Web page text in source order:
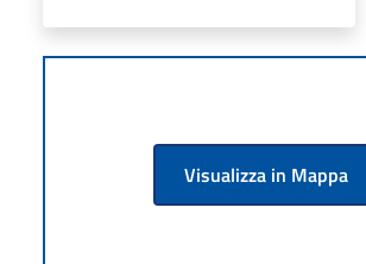
Visualizza in Mappa